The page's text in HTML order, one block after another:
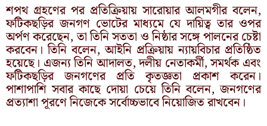
শপথ গ্রহণের পর প্রতিক্রিয়ায় সারোয়ার আলমগীর বলেন,
ফটিকছড়ির জনগণ ভোটের মাধ্যমে যে দায়িত্ব তার ওপর
অর্পণ করেছেন, তা তিনি সততা ও নিষ্ঠার সঙ্গে পালনের চেষ্টা
করবেন। তিনি বলেন, আইনি প্রক্রিয়ায় ন্যায়বিচার প্রতিষ্ঠিত
হয়েছে। এজন্য তিনি আদালত, দলীয় নেতাকর্মী, সমর্থক এবং
ফটিকছড়ির জনগণের প্রতি কৃতজ্ঞতা প্রকাশ করেন।
পাশাপাশি সবার কাছে দোয়া চেয়ে তিনি বলেন, জনগণের
প্রত্যাশা পূরণে নিজেকে সর্বোচ্চভাবে নিয়োজিত রাখবেন।